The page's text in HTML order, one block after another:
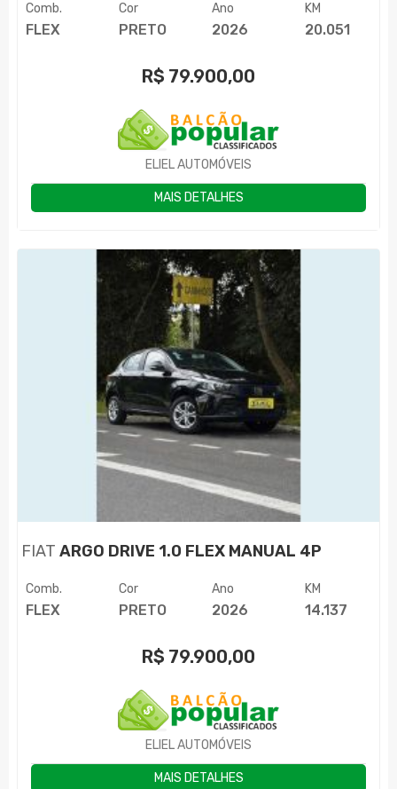
Comb.
FLEX
Cor
PRETO
Ano
2026
KM
20.051
R$ 79.900,00
ELIEL AUTOMÓVEIS
MAIS DETALHES
FIAT ARGO DRIVE 1.0 FLEX MANUAL 4P
Comb.
FLEX
Cor
PRETO
Ano
2026
KM
14.137
R$ 79.900,00
ELIEL AUTOMÓVEIS
MAIS DETALHES